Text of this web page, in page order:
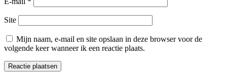
Site
Mijn naam, e-mail en site opslaan in deze browser voor de
volgende keer wanneer ik een reactie plaats.